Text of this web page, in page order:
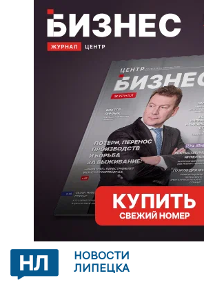
НОВОСТИ
ЛИПЕЦКА